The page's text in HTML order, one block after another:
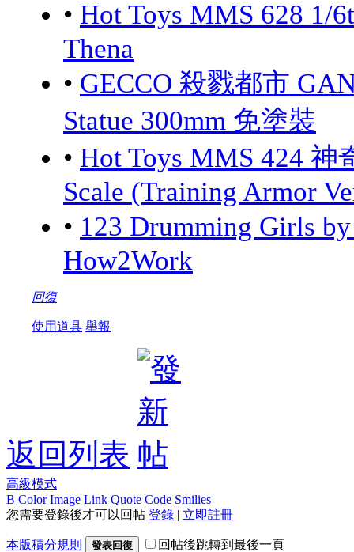
• Hot Toys MMS 628 1/
Thena
• GECCO 殺戮都市
Statue 300mm 免塗裝
• Hot Toys MMS 424 神
Scale (Training Armor
• 123 Drumming Girls
How2Work
回復
使用道具 舉報
返回列表
高級模式
B Color Image Link Quote Code Smilies
您需要登錄後才可以回帖 登錄 | 立即註冊
本版積分規則 發表回復 回帖後跳轉到最後一頁